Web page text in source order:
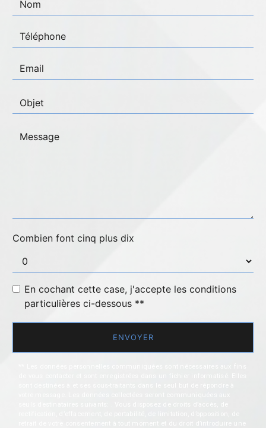
Combien font cinq plus dix
En cochant cette case, j'accepte les conditions
particulières ci-dessous **
ENVOYER